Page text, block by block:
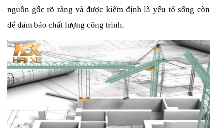
nguồn gốc rõ ràng và được kiểm định là yếu tố sống còn
để đảm bảo chất lượng công trình.